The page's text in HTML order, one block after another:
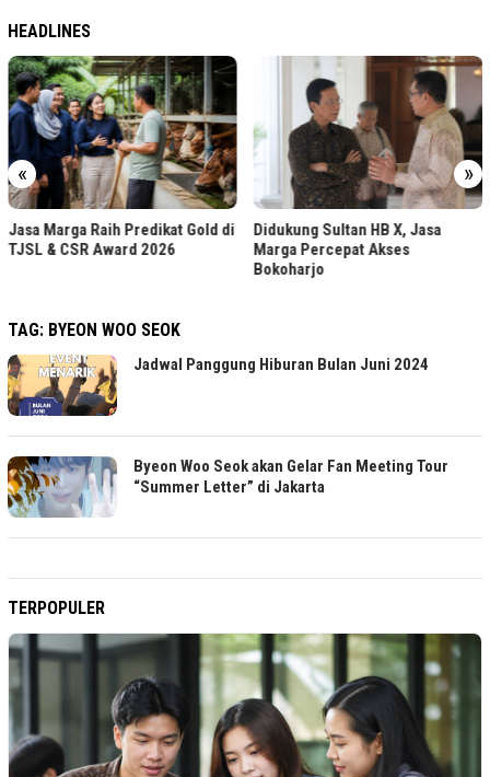
HEADLINES
« »
Jasa Marga Raih Predikat Gold di
TJSL & CSR Award 2026
Didukung Sultan HB X, Jasa
Marga Percepat Akses
Bokoharjo
TAG: BYEON WOO SEOK
Jadwal Panggung Hiburan Bulan Juni 2024
Byeon Woo Seok akan Gelar Fan Meeting Tour
“Summer Letter” di Jakarta
TERPOPULER